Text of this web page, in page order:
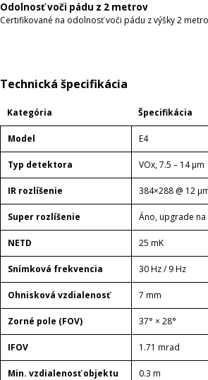
Odolnosť voči pádu z 2 metrov
Certifikované na odolnosť voči pádu z výšky 2
Technická špecifikácia
Kategória Špecifikácia
Model E4
Typ detektora VOx, 7.5 – 14 μm
IR rozlíšenie 384×288 @ 12
Super rozlíšenie Áno, upgrade na
NETD 25 mK
Snímková frekvencia 30 Hz / 9 Hz
Ohnisková vzdialenosť 7 mm
Zorné pole (FOV) 37° × 28°
IFOV 1.71 mrad
Min. vzdialenosť objektu 0.3 m